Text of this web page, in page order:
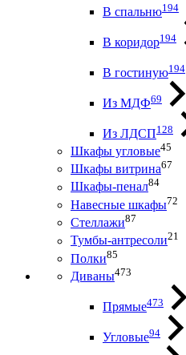
В спальню194
В коридор194
В гостиную194
Из МДФ69
Из ЛДСП128
Шкафы угловые45
Шкафы витрина67
Шкафы-пенал84
Навесные шкафы72
Стеллажи87
Тумбы-антресоли21
Полки85
Диваны473
Прямые473
Угловые94